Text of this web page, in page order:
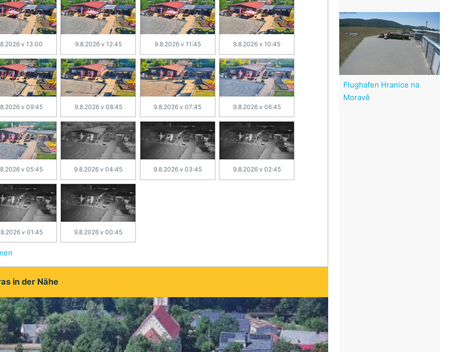
v 13:00 9.8.2026 v 12:45 9.8.2026 v 11:45 9.8.2026 v 10:45
v 09:45 9.8.2026 v 08:45 9.8.2026 v 07:45 9.8.2026 v 06:45
v 05:45 9.8.2026 v 04:45 9.8.2026 v 03:45 9.8.2026 v 02:45
v 01:45 9.8.2026 v 00:45
in der Nähe
Flughafen Hranice na
Moravě